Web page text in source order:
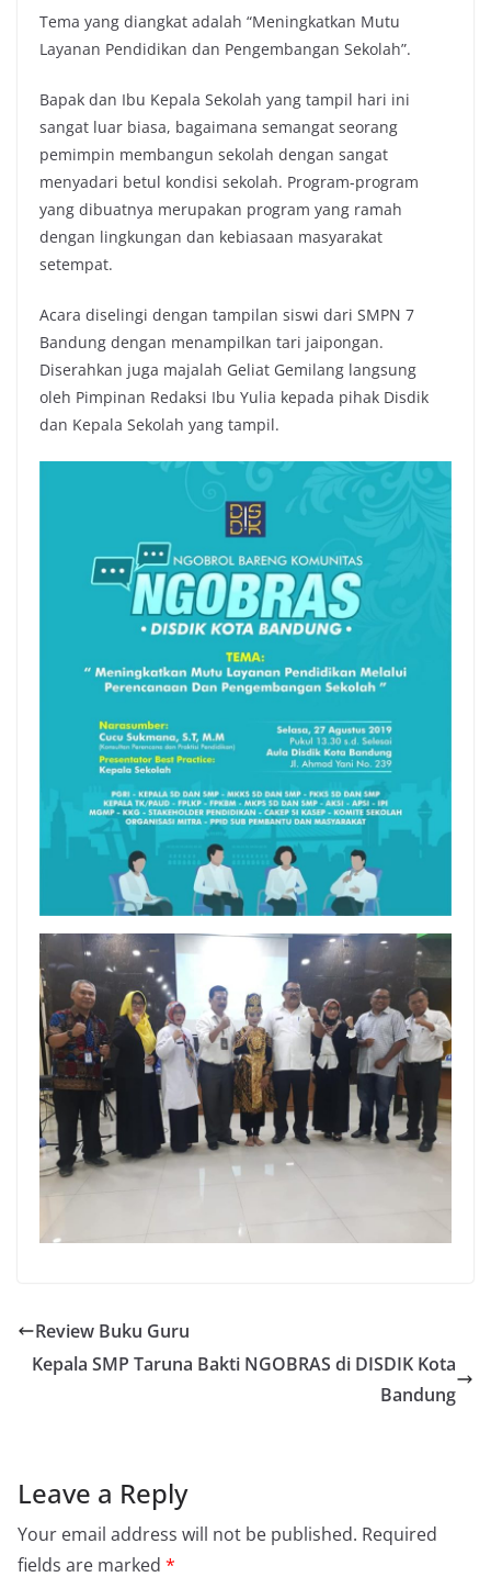
Tema yang diangkat adalah “Meningkatkan Mutu
Layanan Pendidikan dan Pengembangan Sekolah”.
Bapak dan Ibu Kepala Sekolah yang tampil hari ini
sangat luar biasa, bagaimana semangat seorang
pemimpin membangun sekolah dengan sangat
menyadari betul kondisi sekolah. Program-program
yang dibuatnya merupakan program yang ramah
dengan lingkungan dan kebiasaan masyarakat
setempat.
Acara diselingi dengan tampilan siswi dari SMPN 7
Bandung dengan menampilkan tari jaipongan.
Diserahkan juga majalah Geliat Gemilang langsung
oleh Pimpinan Redaksi Ibu Yulia kepada pihak Disdik
dan Kepala Sekolah yang tampil.
Review Buku Guru
Kepala SMP Taruna Bakti NGOBRAS di DISDIK Kota
Bandung
Leave a Reply
Your email address will not be published. Required
fields are marked *